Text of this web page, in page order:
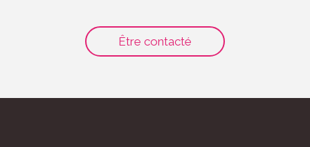
Être contacté